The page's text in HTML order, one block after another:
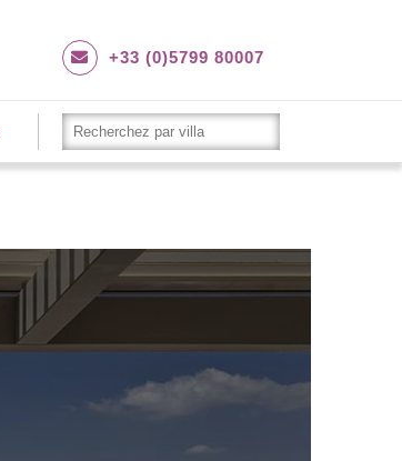
+33 (0)5799 80007